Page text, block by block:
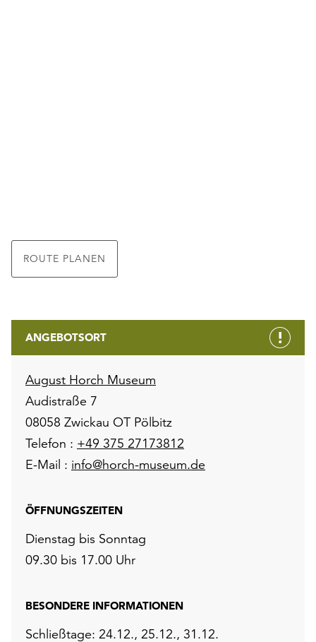
ROUTE PLANEN
ANGEBOTSORT
August Horch Museum
Audistraße 7
08058 Zwickau OT Pölbitz
Telefon : +49 375 27173812
E-Mail : info@horch-museum.de
ÖFFNUNGSZEITEN
Dienstag bis Sonntag
09.30 bis 17.00 Uhr
BESONDERE INFORMATIONEN
Schließtage: 24.12., 25.12., 31.12.